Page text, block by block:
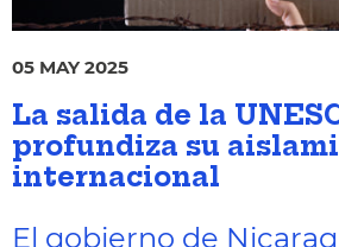
05 MAY 2025
La salida de la
profundiza su
internacional
El gobierno de